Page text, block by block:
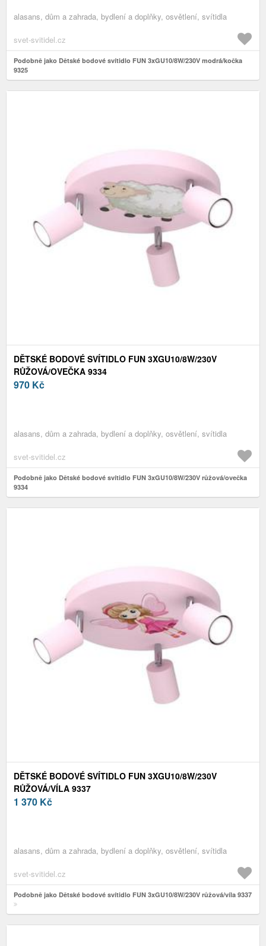
alasans, dům a zahrada, bydlení a doplňky, osvětlení, svítidla
svet-svitidel.cz
Podobně jako Dětské bodové svítidlo FUN 3xGU10/8W/230V modrá/kočka
9325
DĚTSKÉ BODOVÉ SVÍTIDLO FUN 3XGU10/8W/230V
RŮŽOVÁ/OVEČKA 9334
970 Kč
alasans, dům a zahrada, bydlení a doplňky, osvětlení, svítidla
svet-svitidel.cz
Podobně jako Dětské bodové svítidlo FUN 3xGU10/8W/230V růžová/ovečka
9334
DĚTSKÉ BODOVÉ SVÍTIDLO FUN 3XGU10/8W/230V
RŮŽOVÁ/VÍLA 9337
1 370 Kč
alasans, dům a zahrada, bydlení a doplňky, osvětlení, svítidla
svet-svitidel.cz
Podobně jako Dětské bodové svítidlo FUN 3xGU10/8W/230V růžová/víla 9337